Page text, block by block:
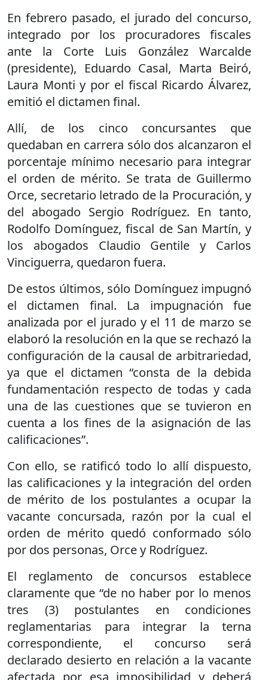
En febrero pasado, el jurado del concurso,
integrado por los procuradores fiscales
ante la Corte Luis González Warcalde
(presidente), Eduardo Casal, Marta Beiró,
Laura Monti y por el fiscal Ricardo Álvarez,
emitió el dictamen final.
Allí, de los cinco concursantes que
quedaban en carrera sólo dos alcanzaron el
porcentaje mínimo necesario para integrar
el orden de mérito. Se trata de Guillermo
Orce, secretario letrado de la Procuración, y
del abogado Sergio Rodríguez. En tanto,
Rodolfo Domínguez, fiscal de San Martín, y
los abogados Claudio Gentile y Carlos
Vinciguerra, quedaron fuera.
De estos últimos, sólo Domínguez impugnó
el dictamen final. La impugnación fue
analizada por el jurado y el 11 de marzo se
elaboró la resolución en la que se rechazó la
configuración de la causal de arbitrariedad,
ya que el dictamen “consta de la debida
fundamentación respecto de todas y cada
una de las cuestiones que se tuvieron en
cuenta a los fines de la asignación de las
calificaciones”.
Con ello, se ratificó todo lo allí dispuesto,
las calificaciones y la integración del orden
de mérito de los postulantes a ocupar la
vacante concursada, razón por la cual el
orden de mérito quedó conformado sólo
por dos personas, Orce y Rodríguez.
El reglamento de concursos establece
claramente que “de no haber por lo menos
tres (3) postulantes en condiciones
reglamentarias para integrar la terna
correspondiente, el concurso será
declarado desierto en relación a la vacante
afectada por esa imposibilidad y deberá